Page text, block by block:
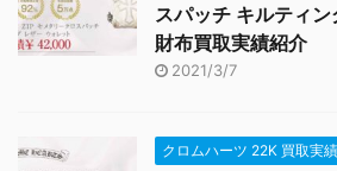
スパッチ キルティ
財布買取実績紹介
2021/3/7
クロムハーツ 22K 買取実績